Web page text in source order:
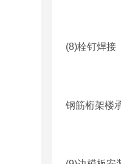
(8)栓钉焊接
钢筋桁架楼